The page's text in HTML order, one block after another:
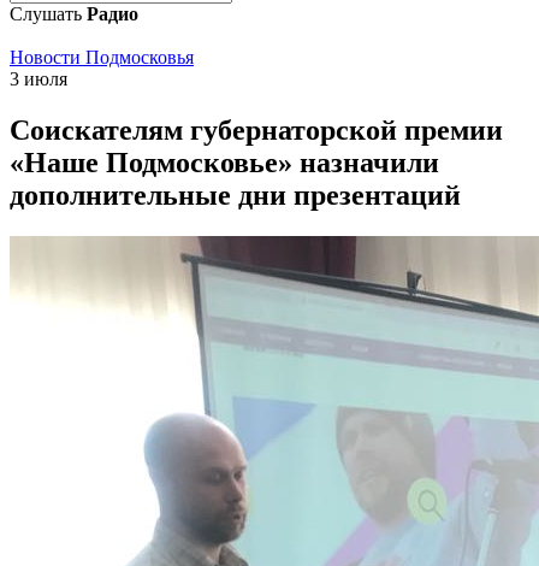
Слушать Радио
Новости Подмосковья
3 июля
Соискателям губернаторской премии
«Наше Подмосковье» назначили
дополнительные дни презентаций